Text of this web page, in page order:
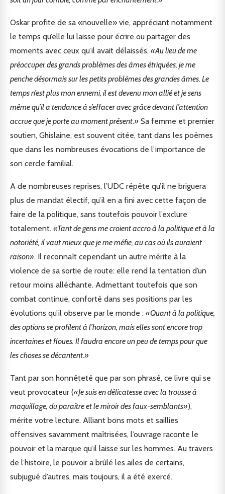
Oskar profite de sa «nouvelle» vie, appréciant notamment
le temps qu’elle lui laisse pour écrire ou partager des
moments avec ceux qu’il avait délaissés. «Au lieu de me
préoccuper des grands problèmes des âmes étriquées, je me
penche désormais sur les petits problèmes des grandes âmes. Le
temps n’est plus mon ennemi, il est devenu mon allié et je sens
même qu’il a tendance à s’effacer avec grâce devant l’attention
accrue que je porte au moment présent.» Sa femme et premier
soutien, Ghislaine, est souvent citée, tant dans les poèmes
que dans les nombreuses évocations de l’importance de
son cercle familial.
A de nombreuses reprises, l’UDC répète qu’il ne briguera
plus de mandat électif, qu’il en a fini avec cette façon de
faire de la politique, sans toutefois pouvoir l’exclure
totalement. «Tant de gens me croient accro à la politique et à la
notoriété, il vaut mieux que je me méfie, au cas où ils auraient
raison». Il reconnaît cependant un autre mérite à la
violence de sa sortie de route: elle rend la tentation d’un
retour moins alléchante. Admettant toutefois que son
combat continue, conforté dans ses positions par les
évolutions qu’il observe par le monde : «Quant à la politique,
des options se profilent à l’horizon, mais elles sont encore trop
incertaines et floues. Il faudra encore un peu de temps pour que
les choses se décantent.»
Tant par son honnêteté que par son phrasé, ce livre qui se
veut provocateur («Je suis en délicatesse avec la trousse à
maquillage, du paraître et le miroir des faux-semblants»),
mérite votre lecture. Alliant bons mots et saillies
offensives savamment maîtrisées, l’ouvrage raconte le
pouvoir et la marque qu’il laisse sur les hommes. Au travers
de l’histoire, le pouvoir a brûlé les ailes de certains,
subjugué d’autres, mais toujours, il a été exercé.